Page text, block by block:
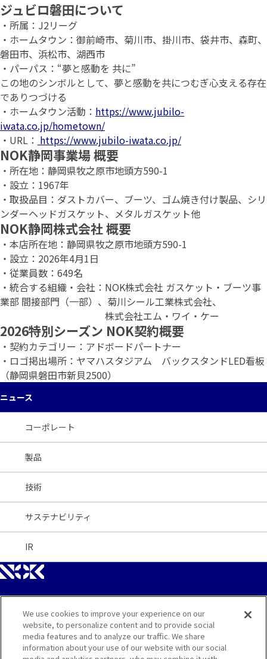
ジュビロ磐田について
・所属：J2リーグ
・ホームタウン：御前崎市、菊川市、掛川市、袋井市、森町、
磐田市、浜松市、湖西市
・パーパス：“夢と感動を 共に”
この地のシンボルとして、夢と感動を共につむぎ心支える存在
でありつづける
・ホームタウン活動： https://www.jubilo-
iwata.co.jp/hometown/
・URL： https://www.jubilo-iwata.co.jp/
NOK静岡事業場 概要
・所在地：静岡県牧之原市地頭方590-1
・設立：1967年
・取扱品目：ダストカバー、ブーツ、ゴム焼き付け製品、シリ
ンダーヘッドガスケット、メタルガスケット他
NOK静岡株式会社 概要
・本店所在地：静岡県牧之原市地頭方590-1
・設立：2026年4月1日
・従業員数：649名
・統合する組織・会社：NOK株式会社 ガスケット・ブーツ事
業部 間接部門（一部）、菊川シール工業株式会社、
株式会社エム・ワイ・ケー
2026特別シーズン NOK契約概要
・契約カテゴリー：アドボードパートナー
・ロゴ掲出場所：ヤマハスタジアム バックスタンドLED看板
（静岡県磐田市新貝2500）
ニュース
コーポレート
製品
技術
サステナビリティ
IR
サイトマップ
お問い合わせ
We use cookies to improve your experience on our
website, to personalize content and to provide social
media features and to analyze our traffic. We share
information about your use of our website with our social